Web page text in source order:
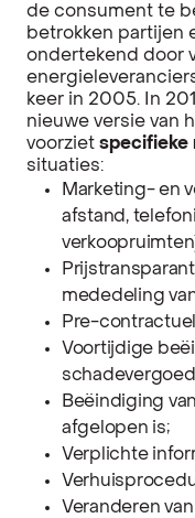
de consument te
betrokken partijen
ondertekend door
keer in 2005. In
nieuwe versie van
voorziet specifieke
situaties:
Marketing- en
afstand,
mededeling
Pre-
Voortijdige
Beëindiging
afgelopen is;
Verplichte
Veranderen